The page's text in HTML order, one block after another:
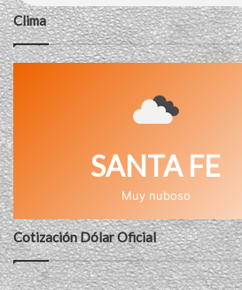
Clima
SANTA FE
Muy nuboso
Cotización Dólar Oficial